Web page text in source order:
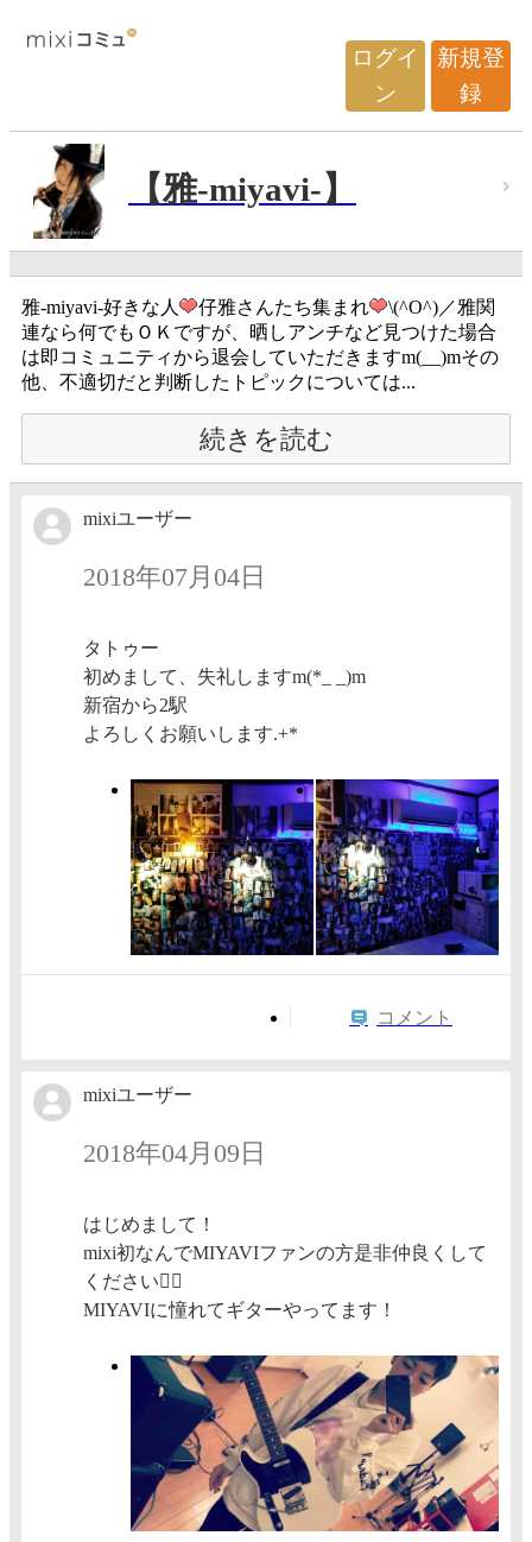
ログイ
ン
新規登
録
【雅-miyavi-】
雅-miyavi-好きな人 仔雅さんたち集まれ
\(^O^)／雅関
連なら何でもＯＫですが、晒しアンチなど見つけた場合
は即コミュニティから退会していただきますm(__)mその
他、不適切だと判断したトピックについては...
続きを読む
mixiユーザー
2018年07月04日
タトゥー
初めまして、失礼しますm(*_ _)m
新宿から2駅
よろしくお願いします.+*
コメント
mixiユーザー
2018年04月09日
はじめまして！
mixi初なんでMIYAVIファンの方是非仲良くして
ください🙆‍♂️
MIYAVIに憧れてギターやってます！